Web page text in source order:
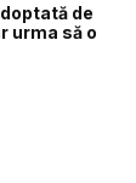
de
urma să o